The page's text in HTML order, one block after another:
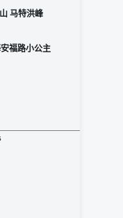
马特洪峰
福路小公主